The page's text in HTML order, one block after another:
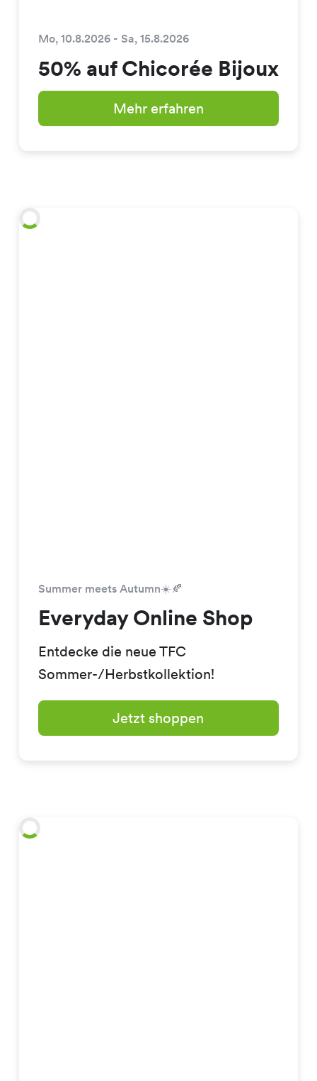
Mo, 10.8.2026 - Sa, 15.8.2026
50% auf Chicorée Bijoux
Mehr erfahren
Summer meets Autumn☀️🍂
Everyday Online Shop
Entdecke die neue TFC
Sommer-/Herbstkollektion!
Jetzt shoppen